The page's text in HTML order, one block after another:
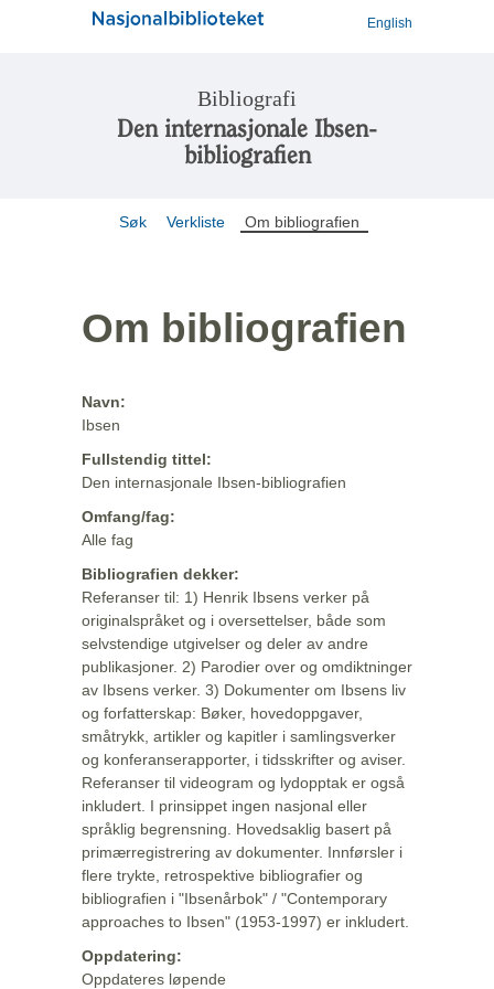
English
Bibliografi
Den internasjonale Ibsen-
bibliografien
Søk Verkliste Om bibliografien
Om bibliografien
Navn:
Ibsen
Fullstendig tittel:
Den internasjonale Ibsen-bibliografien
Omfang/fag:
Alle fag
Bibliografien dekker:
Referanser til: 1) Henrik Ibsens verker på
originalspråket og i oversettelser, både som
selvstendige utgivelser og deler av andre
publikasjoner. 2) Parodier over og omdiktninger
av Ibsens verker. 3) Dokumenter om Ibsens liv
og forfatterskap: Bøker, hovedoppgaver,
småtrykk, artikler og kapitler i samlingsverker
og konferanserapporter, i tidsskrifter og aviser.
Referanser til videogram og lydopptak er også
inkludert. I prinsippet ingen nasjonal eller
språklig begrensning. Hovedsaklig basert på
primærregistrering av dokumenter. Innførsler i
flere trykte, retrospektive bibliografier og
bibliografien i "Ibsenårbok" / "Contemporary
approaches to Ibsen" (1953-1997) er inkludert.
Oppdatering:
Oppdateres løpende